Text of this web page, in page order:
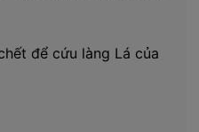
để cứu làng Lá của